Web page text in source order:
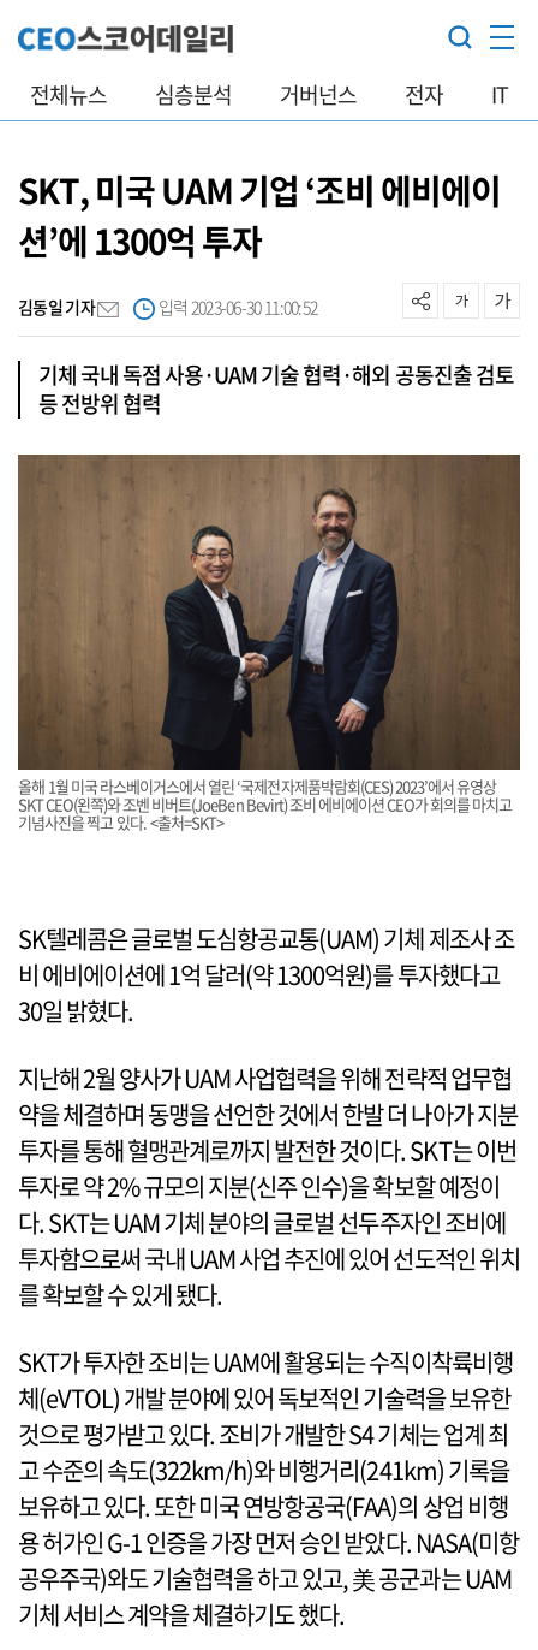
전체뉴스 심층분석 거버넌스 전자 IT
SKT, 미국 UAM 기업 ‘조비 에비에이
션’에 1300억 투자
김동일 기자 입력 2023-06-30 11:00:52
기체 국내 독점 사용·UAM 기술 협력·해외 공동진출 검토
등 전방위 협력
올해 1월 미국 라스베이거스에서 열린 ‘국제전자제품박람회(CES) 2023’에서 유영상
SKT CEO(왼쪽)와 조벤 비버트(JoeBen Bevirt) 조비 에비에이션 CEO가 회의를 마치고
기념사진을 찍고 있다. <출처=SKT>
SK텔레콤은 글로벌 도심항공교통(UAM) 기체 제조사 조
비 에비에이션에 1억 달러(약 1300억원)를 투자했다고
30일 밝혔다.
지난해 2월 양사가 UAM 사업협력을 위해 전략적 업무협
약을 체결하며 동맹을 선언한 것에서 한발 더 나아가 지분
투자를 통해 혈맹관계로까지 발전한 것이다. SKT는 이번
투자로 약 2% 규모의 지분(신주 인수)을 확보할 예정이
다. SKT는 UAM 기체 분야의 글로벌 선두주자인 조비에
투자함으로써 국내 UAM 사업 추진에 있어 선도적인 위치
를 확보할 수 있게 됐다.
SKT가 투자한 조비는 UAM에 활용되는 수직이착륙비행
체(eVTOL) 개발 분야에 있어 독보적인 기술력을 보유한
것으로 평가받고 있다. 조비가 개발한 S4 기체는 업계 최
고 수준의 속도(322km/h)와 비행거리(241km) 기록을
보유하고 있다. 또한 미국 연방항공국(FAA)의 상업 비행
용 허가인 G-1 인증을 가장 먼저 승인 받았다. NASA(미항
공우주국)와도 기술협력을 하고 있고, 美 공군과는 UAM
기체 서비스 계약을 체결하기도 했다.